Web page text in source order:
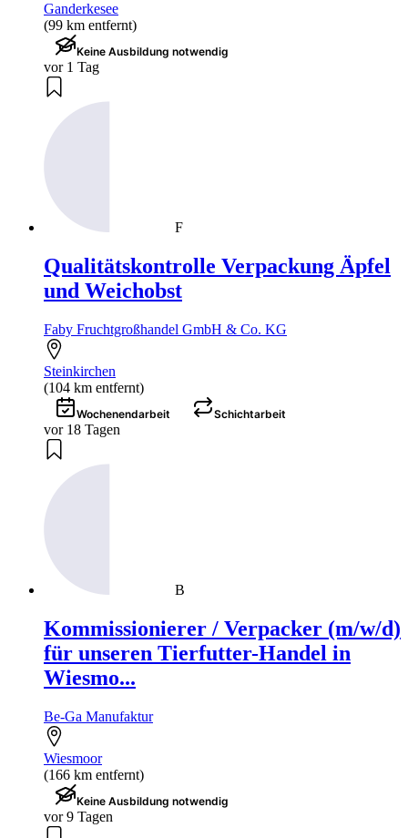
Ganderkesee
(99 km entfernt)
Keine Ausbildung notwendig
vor 1 Tag
F
Qualitätskontrolle Verpackung Äpfel
und Weichobst
Faby Fruchtgroßhandel GmbH & Co. KG
Steinkirchen
(104 km entfernt)
Wochenendarbeit Schichtarbeit
vor 18 Tagen
B
Kommissionierer / Verpacker (m/w/d)
für unseren Tierfutter-Handel in
Wiesmo...
Be-Ga Manufaktur
Wiesmoor
(166 km entfernt)
Keine Ausbildung notwendig
vor 9 Tagen